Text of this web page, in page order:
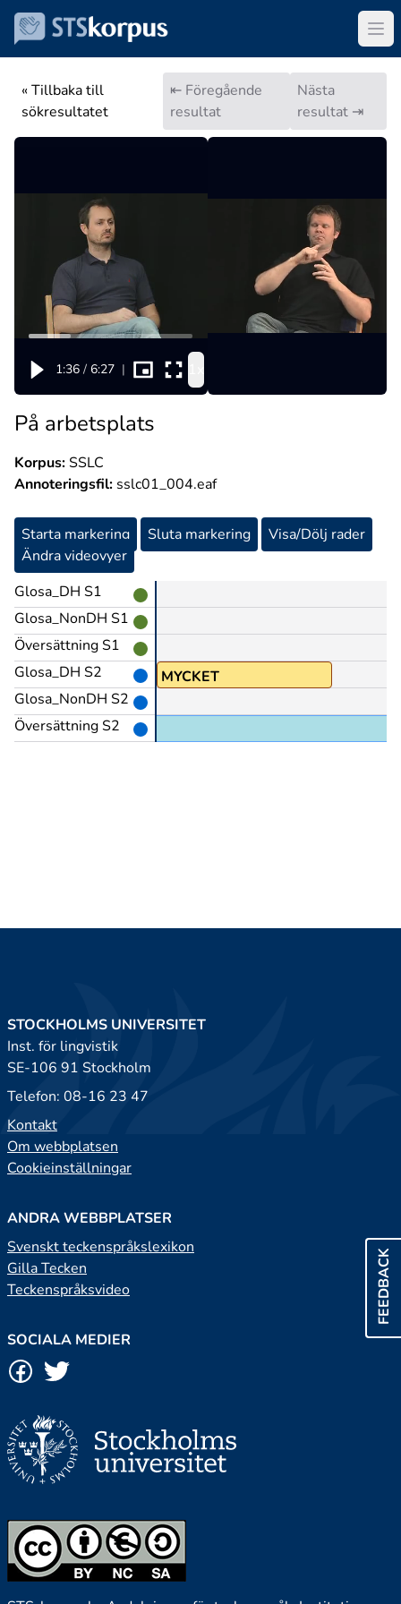
« Tillbaka till
sökresultatet
⇤ Föregående
resultat
Nästa
resultat ⇥
1:36 / 6:27 |
På arbetsplats
Korpus:SSLC
Annoteringsfil: sslc01_004.eaf
Starta markering Sluta markering
Visa/Dölj rader
Ändra videovyer
Glosa_DH S1
Glosa_NonDH S1
Översättning S1
Glosa_DH S2
Glosa_NonDH S2
Översättning S2
MYCKET
FEEDBACK
STOCKHOLMS UNIVERSITET
Inst. för lingvistik
SE-106 91 Stockholm
Telefon: 08-16 23 47
Kontakt
Om webbplatsen
Cookieinställningar
ANDRA WEBBPLATSER
Svenskt teckenspråkslexikon
Gilla Tecken
Teckenspråksvideo
SOCIALA MEDIER